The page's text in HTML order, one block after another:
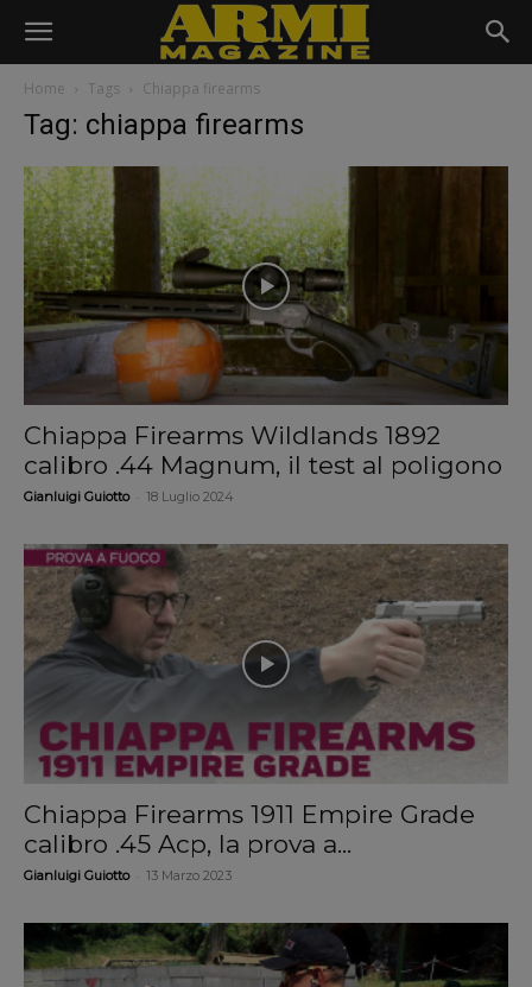
Home Tags Chiappa firearms
Tag: chiappa firearms
Chiappa Firearms Wildlands 1892
calibro .44 Magnum, il test al poligono
Gianluigi Guiotto 18 Luglio 2024
Chiappa Firearms 1911 Empire Grade
calibro .45 Acp, la prova a...
Gianluigi Guiotto 13 Marzo 2023